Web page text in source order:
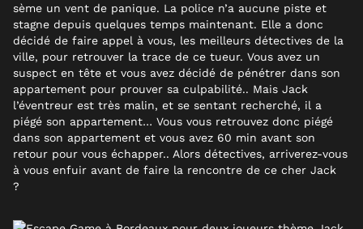
sème un vent de panique. La police n’a aucune piste et
stagne depuis quelques temps maintenant. Elle a donc
décidé de faire appel à vous, les meilleurs détectives de la
ville, pour retrouver la trace de ce tueur. Vous avez un
suspect en tête et vous avez décidé de pénétrer dans son
appartement pour prouver sa culpabilité.. Mais Jack
l’éventreur est très malin, et se sentant recherché, il a
piégé son appartement… Vous vous retrouvez donc piégé
dans son appartement et vous avez 60 min avant son
retour pour vous échapper.. Alors détectives, arriverez-vous
à vous enfuir avant de faire la rencontre de ce cher Jack
?